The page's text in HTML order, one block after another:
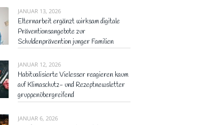
JANUAR 13, 2026
Elternarbeit ergänzt wirksam digitale
Präventionsangebote zur
Schuldenprävention junger Familien
JANUAR 12, 2026
Habitualisierte Vielesser reagieren kaum
auf Klimaschutz- und Rezeptnewsletter
gruppenübergreifend
JANUAR 6, 2026